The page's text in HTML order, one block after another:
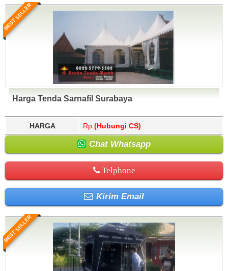
BEST SELLER
Harga Tenda Sarnafil Surabaya
HARGA Rp. (Hubungi CS)
Chat Whatsapp
Telphone
Kirim Email
BEST SELLER